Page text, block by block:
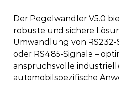
Der Pegelwandler V5.0
robuste und sichere
Umwandlung von RS232-
oder RS485-Signale –
anspruchsvolle
automobilspezifische